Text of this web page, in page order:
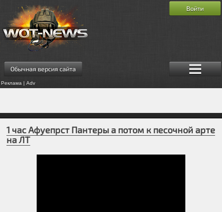
Обычная версия сайта
Реклама | Adv
Войти
1 час Афуепрст Пантеры а потом к песочной арте
на ЛТ